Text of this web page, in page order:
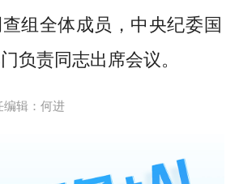
组全体成员，中央纪委国
负责同志出席会议。
编辑：何进